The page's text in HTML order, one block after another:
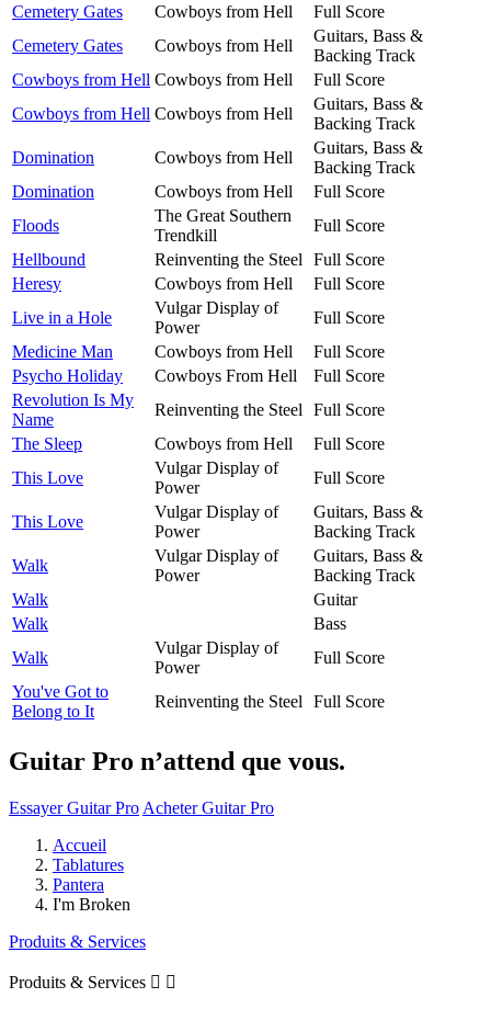
Cemetery Gates
Cowboys from Hell
Full Score
Cemetery Gates
Cowboys from Hell
Guitars, Bass &
Backing Track
Cowboys from Hell Cowboys from Hell
Full Score
Cowboys from Hell Cowboys from Hell
Guitars, Bass &
Backing Track
Domination
Cowboys from Hell
Guitars, Bass &
Backing Track
Domination
Cowboys from Hell
Full Score
Floods
The Great Southern
Trendkill
Full Score
Hellbound
Reinventing the Steel
Full Score
Heresy
Cowboys from Hell
Full Score
Live in a Hole
Vulgar Display of
Power
Full Score
Medicine Man
Cowboys from Hell
Full Score
Psycho Holiday
Cowboys From Hell
Full Score
Revolution Is My
Name
Reinventing the Steel
Full Score
The Sleep
Cowboys from Hell
Full Score
This Love
Vulgar Display of
Power
Full Score
This Love
Vulgar Display of
Power
Guitars, Bass &
Backing Track
Walk
Vulgar Display of
Power
Guitars, Bass &
Backing Track
Walk
Guitar
Walk
Bass
Walk
Vulgar Display of
Power
Full Score
You've Got to
Belong to It
Reinventing the Steel Full Score
Guitar Pro n’attend que vous.
Essayer Guitar Pro Acheter Guitar Pro
Accueil
Tablatures
Pantera
I'm Broken
Produits & Services
Produits & Services  